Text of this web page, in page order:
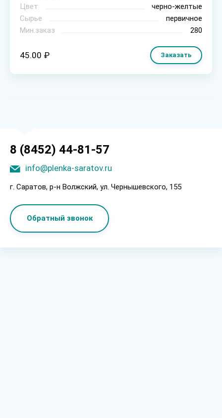
Цвет
черно-желтые
Сырье
первичное
Мин.заказ
280
45.00 ₽ Заказать
8 (8452) 44-81-57
info@plenka-saratov.ru
г. Саратов, p-н Boлжcкий, ул. Чepнышeвcкoгo, 155
Обратный звонок